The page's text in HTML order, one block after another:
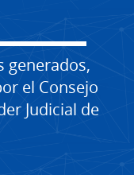
generados,
el Consejo
Judicial de